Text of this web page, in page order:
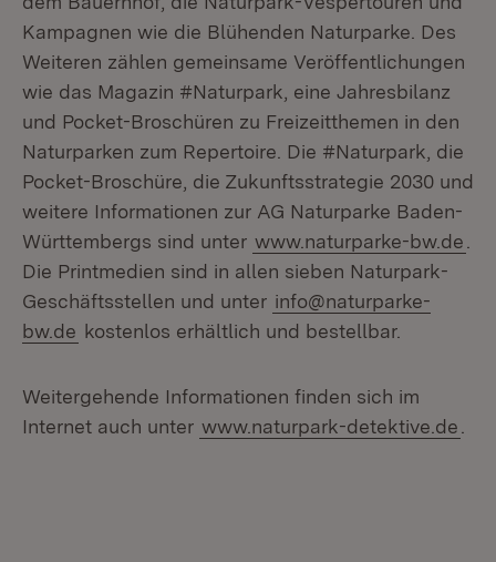
Kampagnen wie die Blühenden Naturparke. Des
Weiteren zählen gemeinsame Veröffentlichungen
wie das Magazin #Naturpark, eine Jahresbilanz
und Pocket-Broschüren zu Freizeitthemen in den
Naturparken zum Repertoire. Die #Naturpark, die
Pocket-Broschüre, die Zukunftsstrategie 2030 und
weitere Informationen zur AG Naturparke Baden-
Württembergs sind unter www.naturparke-bw.de
Die Printmedien sind in allen sieben Naturpark-
Geschäftsstellen und unter info@naturparke-
bw.de kostenlos erhältlich und bestellbar.
Weitergehende Informationen finden sich im
Internet auch unter www.naturpark-detektive.de